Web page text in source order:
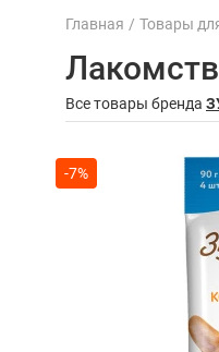
Главная Товары
Все товары бренда
-7%